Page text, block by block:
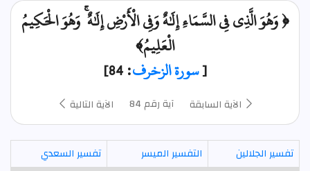
﴿ وَهُوَ الَّذِي فِي السَّمَاءِ إِلَٰهٌ وَفِي الْأَرْضِ إِلَٰهٌ ۚ وَهُوَ الْحَكِيمُ
الْعَلِيمُ﴾
[سورة الزخرف: 84]
الآية السابقة آية رقم 84 الآية التالية
تفسير الجلالين التفسير الميسر
تفسير السعدي